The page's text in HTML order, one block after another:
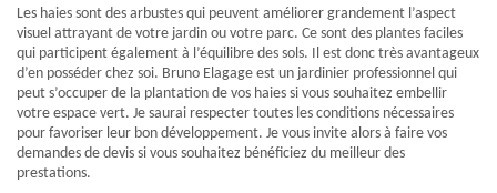
Les haies sont des arbustes qui peuvent améliorer grandement l’aspect
visuel attrayant de votre jardin ou votre parc. Ce sont des plantes faciles
qui participent également à l’équilibre des sols. Il est donc très avantageux
d’en posséder chez soi. Bruno Elagage est un jardinier professionnel qui
peut s’occuper de la plantation de vos haies si vous souhaitez embellir
votre espace vert. Je saurai respecter toutes les conditions nécessaires
pour favoriser leur bon développement. Je vous invite alors à faire vos
demandes de devis si vous souhaitez bénéficiez du meilleur des
prestations.